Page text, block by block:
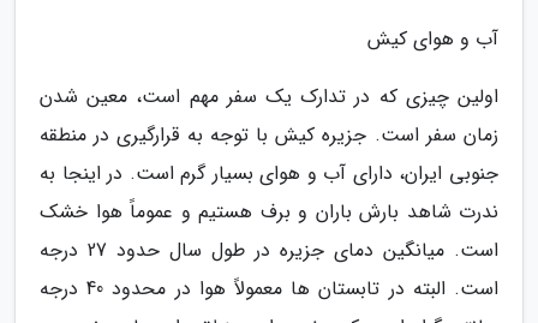
آب و هوای کیش
اولین چیزی که در تدارک یک سفر مهم است، معین شدن
زمان سفر است. جزیره کیش با توجه به قرارگیری در منطقه
جنوبی ایران، دارای آب و هوای بسیار گرم است. در اینجا به
ندرت شاهد بارش باران و برف هستیم و عموماً هوا خشک
است. میانگین دمای جزیره در طول سال حدود 27 درجه
است. البته در تابستان ها معمولاً هوا در محدود 40 درجه